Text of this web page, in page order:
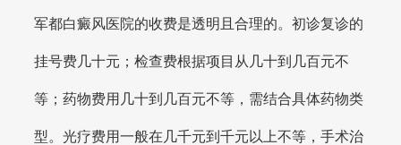
军都白癜风医院的收费是透明且合理的。初诊复诊的
挂号费几十元；检查费根据项目从几十到几百元不
等；药物费用几十到几百元不等，需结合具体药物类
型。光疗费用一般在几千元到千元以上不等，手术治